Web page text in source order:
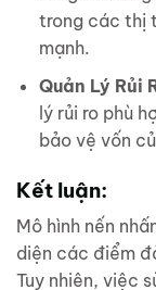
trong các thị
mạnh.
Quản Lý Rủi
lý rủi ro phù
bảo vệ vốn
Kết luận:
Mô hình nến
diện các điểm
Tuy nhiên, việc